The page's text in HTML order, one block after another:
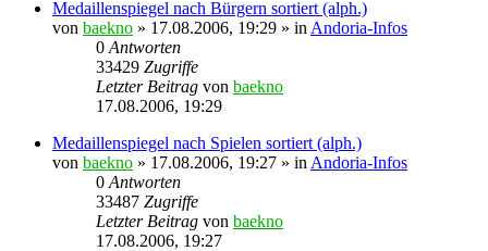
Medaillenspiegel nach Bürgern sortiert (alph.)
von baekno » 17.08.2006, 19:29 » in Andoria-Infos
0 Antworten
33429 Zugriffe
Letzter Beitrag von baekno
17.08.2006, 19:29
Medaillenspiegel nach Spielen sortiert (alph.)
von baekno » 17.08.2006, 19:27 » in Andoria-Infos
0 Antworten
33487 Zugriffe
Letzter Beitrag von baekno
17.08.2006, 19:27